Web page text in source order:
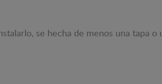
se hecha de menos una tapa